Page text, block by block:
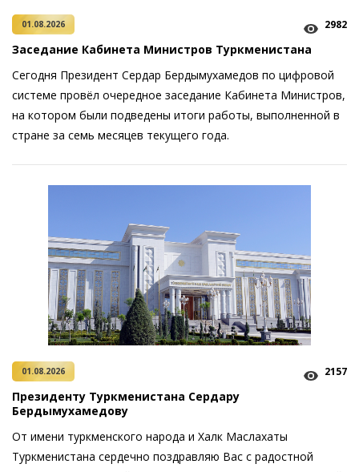
01.08.2026 2982
Заседание Кабинета Министров Туркменистана
Сегодня Президент Сердар Бердымухамедов по цифровой
системе провёл очередное заседание Кабинета Министров,
на котором были подведены итоги работы, выполненной в
стране за семь месяцев текущего года.
01.08.2026 2157
Президенту Туркменистана Сердару
Бердымухамедову
От имени туркменского народа и Халк Маслахаты
Туркменистана сердечно поздравляю Вас с радостной